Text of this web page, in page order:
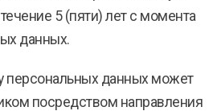
5 (пяти) лет с момента
данных.
персональных данных может
посредством направления